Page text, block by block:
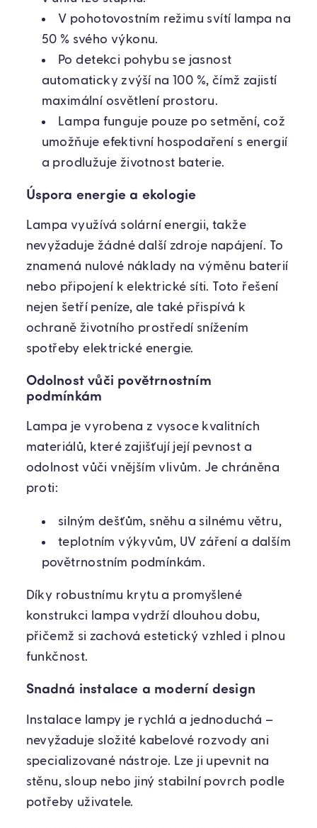
V pohotovostním režimu svítí lampa na
50 % svého výkonu.
Po detekci pohybu se jasnost
automaticky zvýší na 100 %, čímž zajistí
maximální osvětlení prostoru.
Lampa funguje pouze po setmění, což
umožňuje efektivní hospodaření s energií
a prodlužuje životnost baterie.
Úspora energie a ekologie
Lampa využívá solární energii, takže
nevyžaduje žádné další zdroje napájení. To
znamená nulové náklady na výměnu baterií
nebo připojení k elektrické síti. Toto řešení
nejen šetří peníze, ale také přispívá k
ochraně životního prostředí snížením
spotřeby elektrické energie.
Odolnost vůči povětrnostním
podmínkám
Lampa je vyrobena z vysoce kvalitních
materiálů, které zajišťují její pevnost a
odolnost vůči vnějším vlivům. Je chráněna
proti:
silným dešťům, sněhu a silnému větru,
teplotním výkyvům, UV záření a dalším
povětrnostním podmínkám.
Díky robustnímu krytu a promyšlené
konstrukci lampa vydrží dlouhou dobu,
přičemž si zachová estetický vzhled i plnou
funkčnost.
Snadná instalace a moderní design
Instalace lampy je rychlá a jednoduchá –
nevyžaduje složité kabelové rozvody ani
specializované nástroje. Lze ji upevnit na
stěnu, sloup nebo jiný stabilní povrch podle
potřeby uživatele.